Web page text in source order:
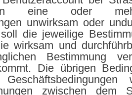
eine oder
unwirksam oder
die jeweilige
wirksam und
Bestimmung
Die übrigen
zwischen dem